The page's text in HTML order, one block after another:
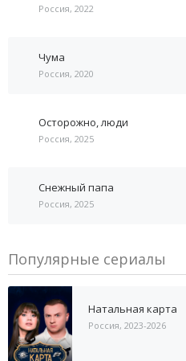
Россия, 2022
Чума
Россия, 2020
Осторожно, люди
Россия, 2025
Снежный папа
Россия, 2025
Популярные сериалы
Натальная карта
Россия, 2023-2026